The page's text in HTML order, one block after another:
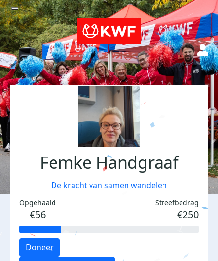
Femke Handgraaf
De kracht van samen wandelen
Opgehaald
€56
Streefbedrag
€250
Doneer